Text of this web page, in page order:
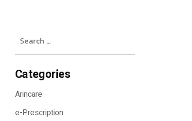
for:
Categories
Arincare
e-Prescription